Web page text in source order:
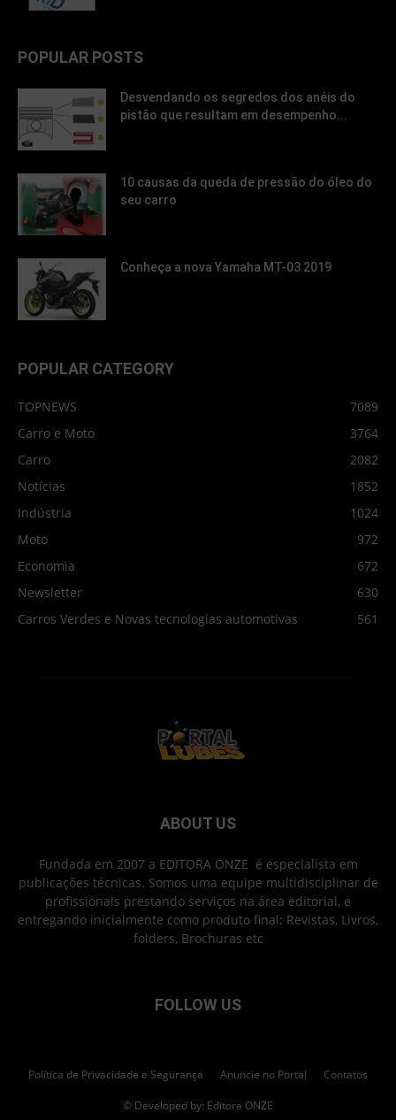
POPULAR POSTS
Desvendando os segredos dos anéis do
pistão que resultam em desempenho...
10 causas da queda de pressão do óleo do
seu carro
Conheça a nova Yamaha MT-03 2019
POPULAR CATEGORY
TOPNEWS
7089
Carro e Moto
3764
Carro
2082
Notícias
1852
Indústria
1024
Moto
972
Economia
672
Newsletter
630
Carros Verdes e Novas tecnologias automotivas
561
ABOUT US
Fundada em 2007 a EDITORA ONZE é especialista em
publicações técnicas. Somos uma equipe multidisciplinar de
profissionais prestando serviços na área editorial, e
entregando inicialmente como produto final: Revistas, Livros,
folders, Brochuras etc
FOLLOW US
Política de Privacidade e Segurança Anuncie no Portal Contatos
© Developed by: Editora ONZE